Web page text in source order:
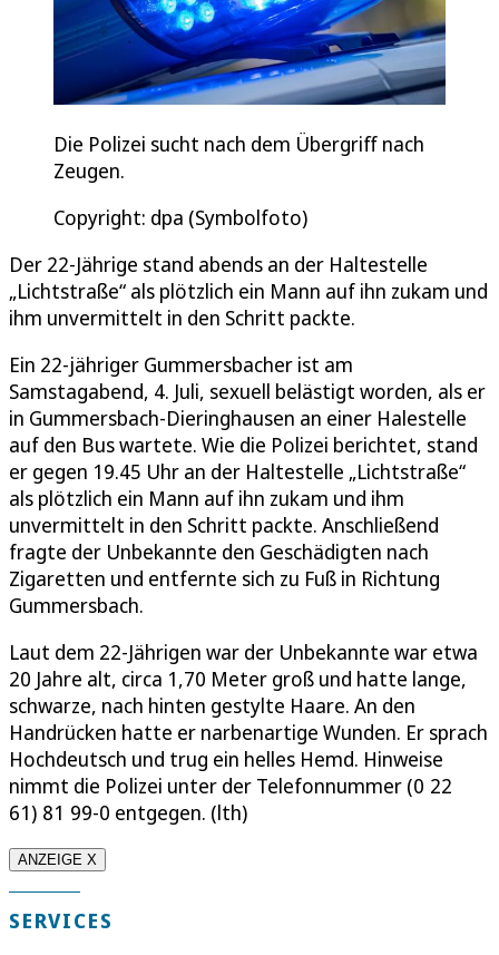
Die Polizei sucht nach dem Übergriff nach
Zeugen.
Copyright: dpa (Symbolfoto)
Der 22-Jährige stand abends an der Haltestelle
„Lichtstraße“ als plötzlich ein Mann auf ihn zukam und
ihm unvermittelt in den Schritt packte.
Ein 22-jähriger Gummersbacher ist am
Samstagabend, 4. Juli, sexuell belästigt worden, als er
in Gummersbach-Dieringhausen an einer Halestelle
auf den Bus wartete. Wie die Polizei berichtet, stand
er gegen 19.45 Uhr an der Haltestelle „Lichtstraße“
als plötzlich ein Mann auf ihn zukam und ihm
unvermittelt in den Schritt packte. Anschließend
fragte der Unbekannte den Geschädigten nach
Zigaretten und entfernte sich zu Fuß in Richtung
Gummersbach.
Laut dem 22-Jährigen war der Unbekannte war etwa
20 Jahre alt, circa 1,70 Meter groß und hatte lange,
schwarze, nach hinten gestylte Haare. An den
Handrücken hatte er narbenartige Wunden. Er sprach
Hochdeutsch und trug ein helles Hemd. Hinweise
nimmt die Polizei unter der Telefonnummer (0 22
61) 81 99-0 entgegen. (lth)
ANZEIGE X
SERVICES